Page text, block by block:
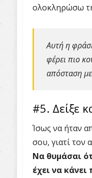
ολοκληρώσω
Αυτή η
φέρει πιο
απόσταση
#5. Δείξε
Ίσως να ήταν
σου, γιατί τον
Να θυμάσαι
έχει να